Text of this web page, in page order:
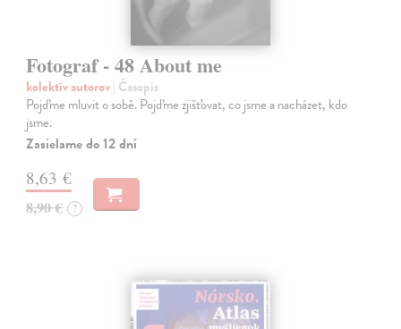
Fotograf - 48 About me
kolektív autorov| Časopis
Pojďme mluvit o sobě. Pojďme zjišťovat, co jsme a nacházet, kdo
jsme.
Zasielame do 12 dní
8,63 €
8,90 € ?